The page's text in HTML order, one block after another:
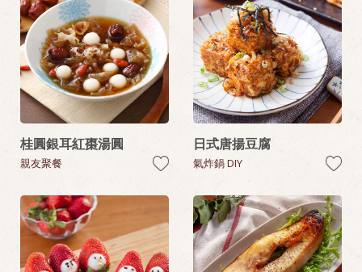
桂圓銀耳紅棗湯圓
親友聚餐
日式唐揚豆腐
氣炸鍋 DIY